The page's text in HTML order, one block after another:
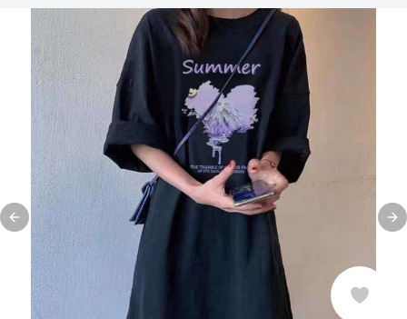
Previous slide